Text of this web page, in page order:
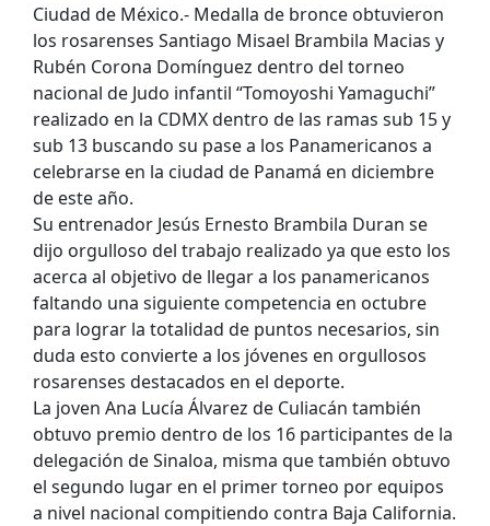
Ciudad de México.- Medalla de bronce obtuvieron
los rosarenses Santiago Misael Brambila Macias y
Rubén Corona Domínguez dentro del torneo
nacional de Judo infantil “Tomoyoshi Yamaguchi”
realizado en la CDMX dentro de las ramas sub 15 y
sub 13 buscando su pase a los Panamericanos a
celebrarse en la ciudad de Panamá en diciembre
de este año.
Su entrenador Jesús Ernesto Brambila Duran se
dijo orgulloso del trabajo realizado ya que esto los
acerca al objetivo de llegar a los panamericanos
faltando una siguiente competencia en octubre
para lograr la totalidad de puntos necesarios, sin
duda esto convierte a los jóvenes en orgullosos
rosarenses destacados en el deporte.
La joven Ana Lucía Álvarez de Culiacán también
obtuvo premio dentro de los 16 participantes de la
delegación de Sinaloa, misma que también obtuvo
el segundo lugar en el primer torneo por equipos
a nivel nacional compitiendo contra Baja California.